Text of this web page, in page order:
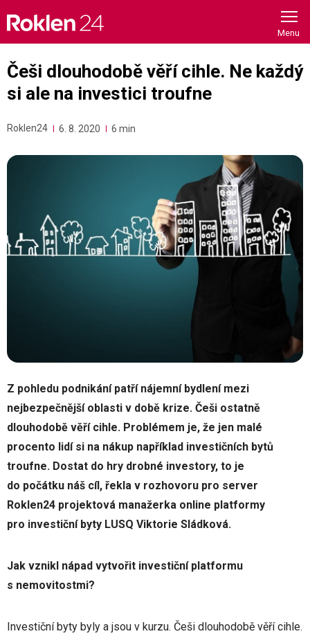
content
Češi dlouhodobě věří cihle. Ne každý
si ale na investici troufne
Roklen24 6. 8. 2020 6 min
Z pohledu podnikání patří nájemní bydlení mezi
nejbezpečnější oblasti v době krize. Češi ostatně
dlouhodobě věří cihle. Problémem je, že jen malé
procento lidí si na nákup například investičních bytů
troufne. Dostat do hry drobné investory, to je
do počátku náš cíl, řekla v rozhovoru pro server
Roklen24 projektová manažerka online platformy
pro investiční byty LUSQ Viktorie Sládková.
Jak vznikl nápad vytvořit investiční platformu
s nemovitostmi?
Investiční byty byly a jsou v kurzu. Češi dlouhodobě věří cihle.